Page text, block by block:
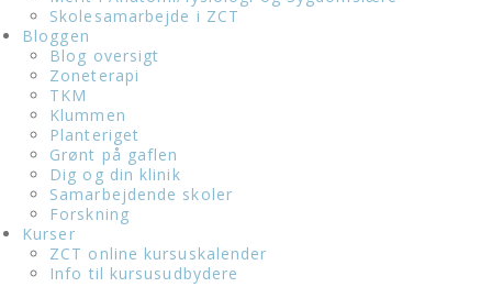
Skolesamarbejde i ZCT
Bloggen
Blog oversigt
Zoneterapi
TKM
Klummen
Planteriget
Grønt på gaflen
Dig og din klinik
Samarbejdende skoler
Forskning
Kurser
ZCT online kursuskalender
Info til kursusudbydere